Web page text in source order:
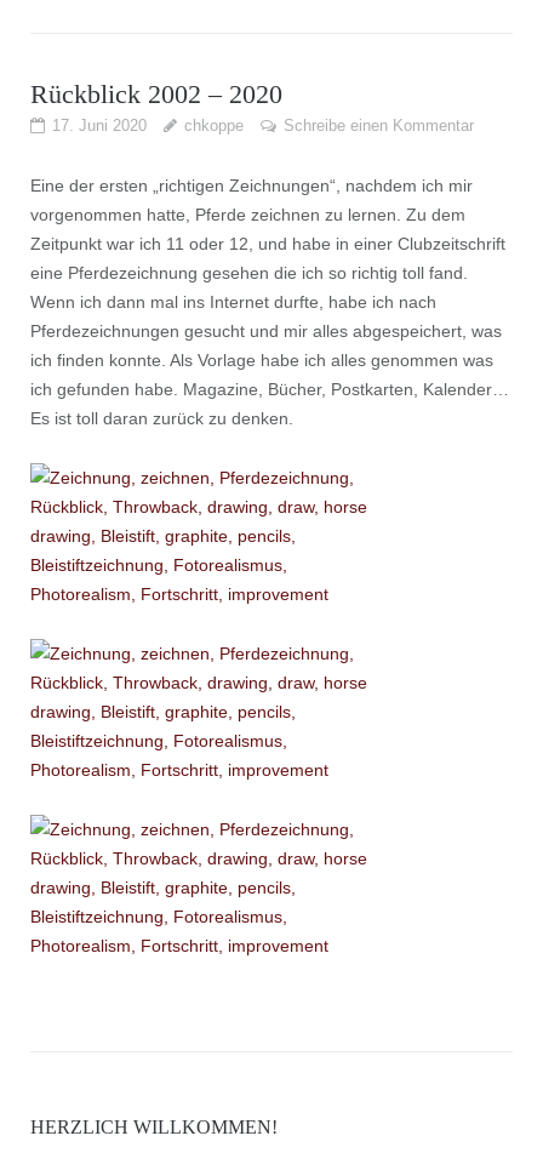
Rückblick 2002 – 2020
17. Juni 2020 chkoppe Schreibe einen Kommentar
Eine der ersten „richtigen Zeichnungen“, nachdem ich mir
vorgenommen hatte, Pferde zeichnen zu lernen. Zu dem
Zeitpunkt war ich 11 oder 12, und habe in einer Clubzeitschrift
eine Pferdezeichnung gesehen die ich so richtig toll fand.
Wenn ich dann mal ins Internet durfte, habe ich nach
Pferdezeichnungen gesucht und mir alles abgespeichert, was
ich finden konnte. Als Vorlage habe ich alles genommen was
ich gefunden habe. Magazine, Bücher, Postkarten, Kalender…
Es ist toll daran zurück zu denken.
HERZLICH WILLKOMMEN!